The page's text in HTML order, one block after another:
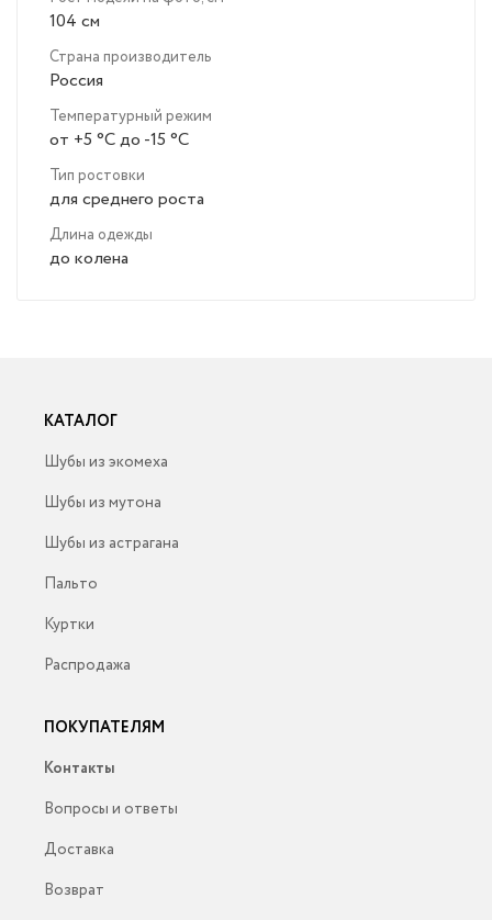
104 см
Страна производитель
Россия
Температурный режим
от +5 °C до -15 °C
Тип ростовки
для среднего роста
Длина одежды
до колена
КАТАЛОГ
Шубы из экомеха
Шубы из мутона
Шубы из астрагана
Пальто
Куртки
Распродажа
ПОКУПАТЕЛЯМ
Контакты
Вопросы и ответы
Доставка
Возврат